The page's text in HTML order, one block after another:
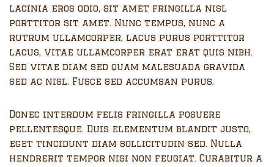
lacinia eros odio, sit amet fringilla nisl
porttitor sit amet. Nunc tempus, nunc a
rutrum ullamcorper, lacus purus porttitor
lacus, vitae ullamcorper erat erat quis nibh.
Sed vitae diam sed quam malesuada gravida
sed ac nisl. Fusce sed accumsan purus.
Donec interdum felis fringilla posuere
pellentesque. Duis elementum blandit justo,
eget tincidunt diam sollicitudin sed. Nulla
hendrerit tempor nisi non feugiat. Curabitur a